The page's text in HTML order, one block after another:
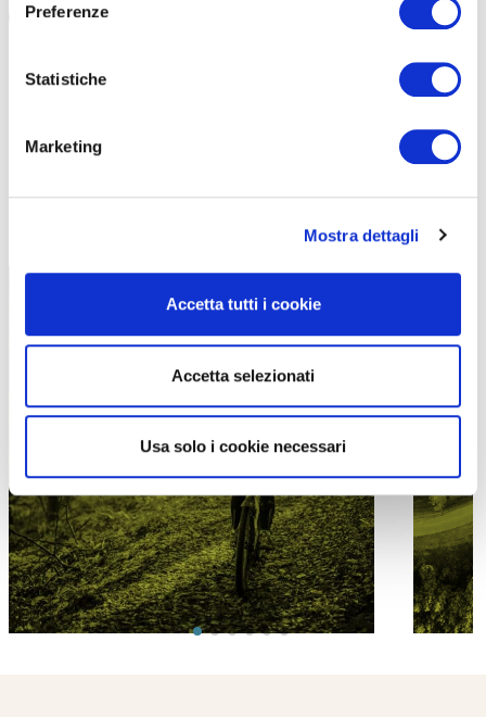
Preferenze
Statistiche
Marketing
Mostra dettagli
Accetta tutti i cookie
Accetta selezionati
Usa solo i cookie necessari
TUTTE LE CATEGORIE DEL MAGAZINE
PROPOSTE